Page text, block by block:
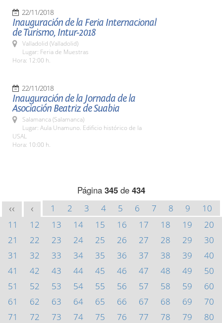
22/11/2018
Inauguración de la Feria Internacional
de Turismo, Intur-2018
Valladolid (Valladolid)
Lugar: Feria de Muestras
Hora: 12:00 h.
22/11/2018
Inauguración de la Jornada de la
Asociación Beatriz de Suabia
Salamanca (Salamanca)
Lugar: Aula Unamuno. Edificio histórico de la
USAL
Hora: 10:00 h.
Página 345de 434
<< < 1 2 3 4 5 6 7 8 9
10
11
12 13 14 15 16 17 18 19
20
21
22 23 24 25 26 27 28 29
30
31
32 33 34 35 36 37 38 39
40
41
42 43 44 45 46 47 48 49
50
51
52 53 54 55 56 57 58 59
60
61
62 63 64 65 66 67 68 69
70
71
72 73 74 75 76 77 78 79
80